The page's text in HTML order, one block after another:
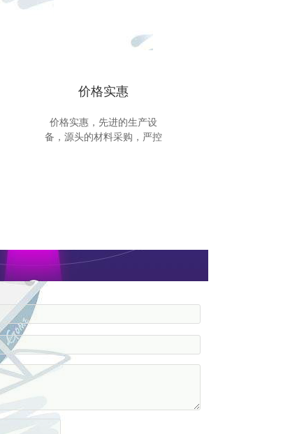
价格实惠
价格实惠，先进的生产设
备，源头的材料采购，严控